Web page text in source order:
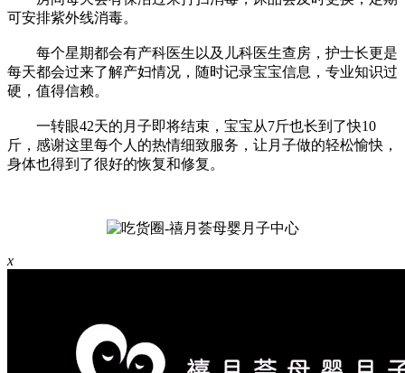
可安排紫外线消毒。
每个星期都会有产科医生以及儿科医生查房，护士长更是
每天都会过来了解产妇情况，随时记录宝宝信息，专业知识过
硬，值得信赖。
一转眼42天的月子即将结束，宝宝从7斤也长到了快10
斤，感谢这里每个人的热情细致服务，让月子做的轻松愉快，
身体也得到了很好的恢复和修复。
x